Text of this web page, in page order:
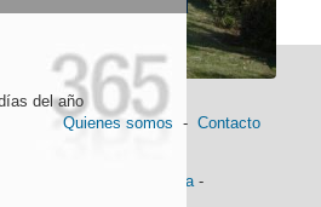
del año
Quienes somos - Contacto
Historia-